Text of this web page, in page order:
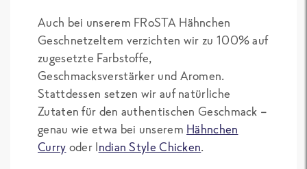
Auch bei unserem FRoSTA Hähnchen
Geschnetzeltem verzichten wir zu 100% auf
zugesetzte Farbstoffe,
Geschmacksverstärker und Aromen.
Stattdessen setzen wir auf natürliche
Zutaten für den authentischen Geschmack –
genau wie etwa bei unserem Hähnchen
Curry oder Indian Style Chicken.